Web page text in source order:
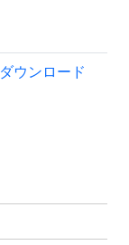
ダウンロード